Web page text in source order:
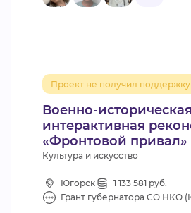
Военно-историческая
интерактивная
«Фронтовой привал»
Проект не получил поддержку
Культура и искусство
Югорск
1 133 581 руб.
Грант губернатора СО НКО